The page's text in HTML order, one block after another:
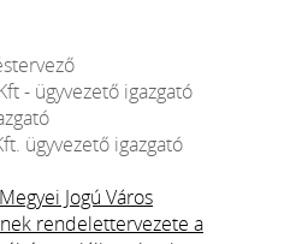
- ügyvezető igazgató
ügyvezető igazgató
Jogú Város
rendelettervezete a